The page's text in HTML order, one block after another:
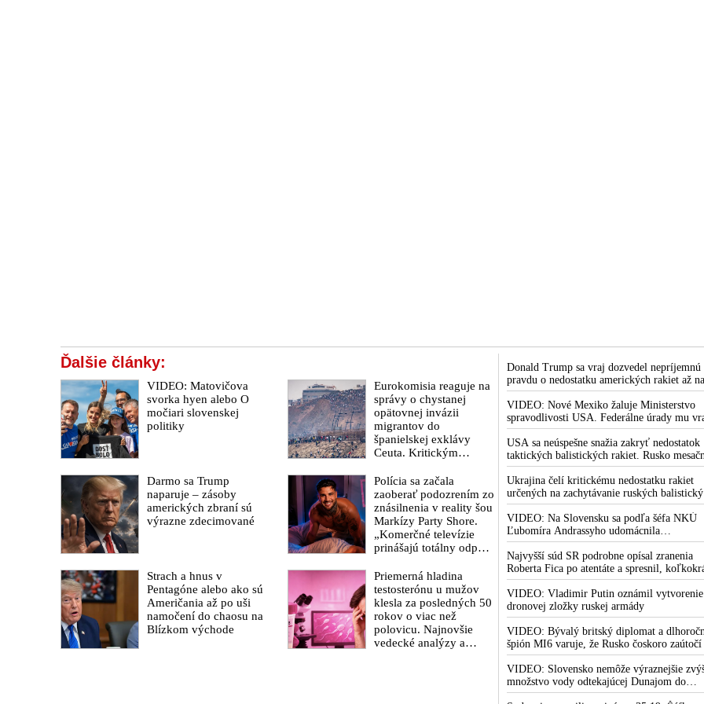
Ďalšie články:
VIDEO: Matovičova
svorka hyen alebo O
močiari slovenskej
politiky
Eurokomisia reaguje na
správy o chystanej
opätovnej invázii
migrantov do
španielskej exklávy
Ceuta. Kritickým
2026
Darmo sa Trump
naparuje – zásoby
amerických zbraní sú
výrazne zdecimované
Polícia sa začala
zaoberať podozrením zo
znásilnenia v reality šou
Markízy Party Shore.
„Komerčné televízie
prinášajú totálny odpad,
hnojom,“ vyhlásil v
reakcii exminister
školstva Juraj Draxler.
„KDE SÚ protesty,
výkriky či štrajky
novinárov a mediálnych
Strach a hnus v
Pentagóne alebo ako sú
Američania až po uši
namočení do chaosu na
Blízkom východe
Priemerná hladina
testosterónu u mužov
klesla za posledných 50
rokov o viac než
polovicu. Najnovšie
vedecké analýzy a
Donald Trump sa vraj dozvedel nepríjemnú
pravdu o nedostatku amerických rakiet až
rokovaní svojej vlády v prezidentskom sídle
Camp David v Marylande, a preto musel
odložiť plánované útoky na Irán. Prezident
USA sa pre to údajne pohádal so šéfom
Pentagónu, lebo bol presvedčený o opaku
VIDEO: Nové Mexiko žaluje Ministerstvo
spravodlivosti USA. Federálne úrady mu
bránia vo vyšetrovaní sexuálnych zločinov
organizátora pedofilnej siete Jeffreyho
Epsteina. Ten mal nariadiť, aby dve
zo zahraničia, ktoré boli uškrtené počas
drsného fetišistického sexu, pochovali v
blízkosti jeho ranča v tomto americkom
USA sa neúspešne snažia zakryť nedostatok
taktických balistických rakiet. Rusko
vyprodukuje viac rakiet, než koľko vyrobia
všetci producenti systémov Patriot
Ukrajina čelí kritickému nedostatku rakiet
určených na zachytávanie ruských
striel. Počas najnovších ruských útokov sa
nepodarilo zostreliť ani jednu. Volodymyr
Zelenskyj sa v zúfalstve snaží
NATO zabezpečiť ich dodávky
VIDEO: Na Slovensku sa podľa šéfa NKÚ
Ľubomíra Andrassyho udomácnila
eurofondová mafia
Najvyšší súd SR podrobne opísal zranenia
Roberta Fica po atentáte a spresnil,
terorista Juraj Cintula na premiéra vystrelil
VIDEO: Vladimir Putin oznámil vytvorenie
dronovej zložky ruskej armády
VIDEO: Bývalý britský diplomat a
špión MI6 varuje, že Rusko čoskoro zaútočí
Európu, pretože k tomu bude dotlačené
rovnako, ako bolo dotlačené k invázii na
Ukrajinu v roku 2022. Zelenskyj medzitým
Kyjeve naliehal na zhromaždených
VIDEO: Slovensko nemôže výraznejšie
množstvo vody odtekajúcej Dunajom do
Maďarska